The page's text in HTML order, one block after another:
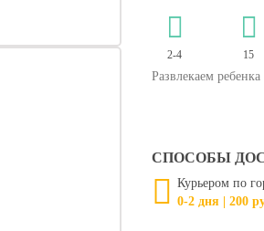
2-4 15
Развлекаем
СПОСОБЫ
Курьером по
0-2 дня | 200